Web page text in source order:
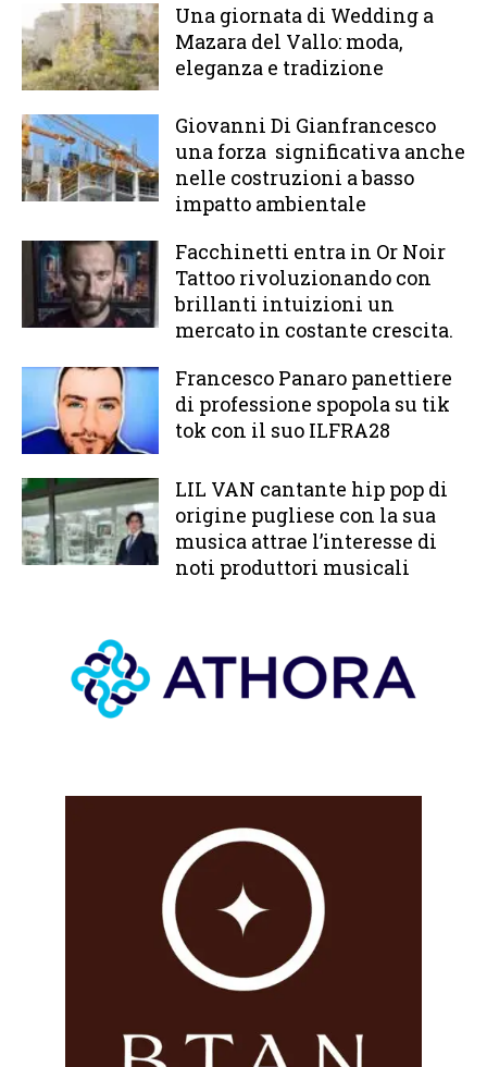
Una giornata di Wedding a
Mazara del Vallo: moda,
eleganza e tradizione
Giovanni Di Gianfrancesco
una forza significativa anche
nelle costruzioni a basso
impatto ambientale
Facchinetti entra in Or Noir
Tattoo rivoluzionando con
brillanti intuizioni un
mercato in costante crescita.
Francesco Panaro panettiere
di professione spopola su tik
tok con il suo ILFRA28
LIL VAN cantante hip pop di
origine pugliese con la sua
musica attrae l’interesse di
noti produttori musicali